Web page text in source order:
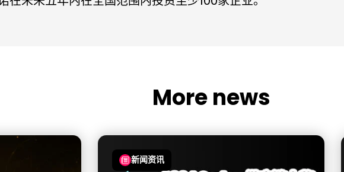
More news
新闻资讯